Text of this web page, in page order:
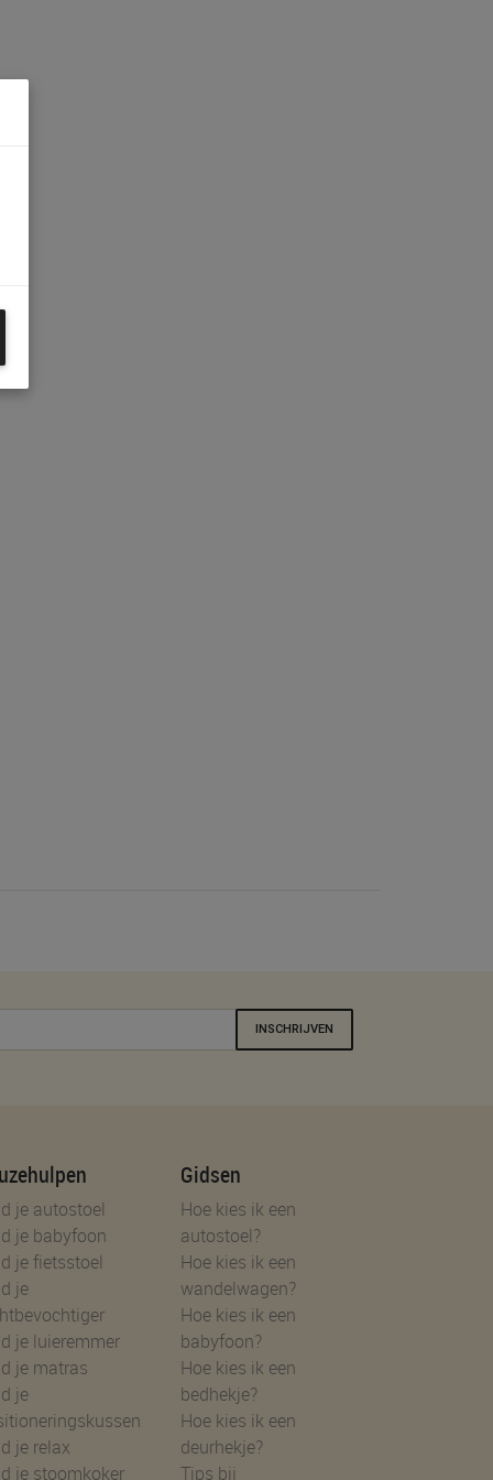
INSCHRIJVEN
je autostoel
je babyfoon
je fietsstoel
je
je luieremmer
je matras
je
je relax
je stoomkoker
Gidsen
Hoe kies ik een
autostoel?
Hoe kies ik een
wandelwagen?
Hoe kies ik een
babyfoon?
Hoe kies ik een
bedhekje?
Hoe kies ik een
deurhekje?
Tips bij